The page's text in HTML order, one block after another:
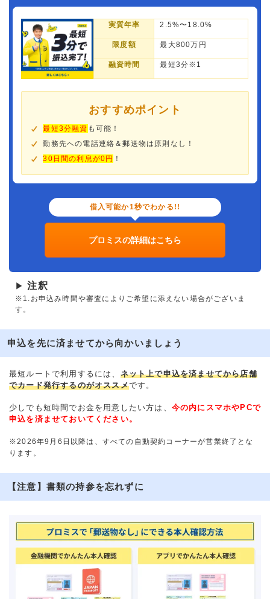
実質年率 2.5%〜18.0%
限度額 最大800万円
融資時間 最短3分※1
おすすめポイント
最短3分融資 も可能！
勤務先への電話連絡＆郵送物は原則なし！
30日間の利息が0円 ！
借入可能か1秒でわかる!!
プロミスの詳細はこちら
▶ 注釈
※1.お申込み時間や審査によりご希望に添えない場合がございま
す。
申込を先に済ませてから向かいましょう
最短ルートで利用するには、 ネット上で申込を済ませてから店舗
でカード発行するのがオススメです。
少しでも短時間でお金を用意したい方は、 今の内にスマホやPCで
申込を済ませておいてください。
※2026年9月6日以降は、すべての自動契約コーナーが営業終了とな
ります。
【注意】書類の持参を忘れずに